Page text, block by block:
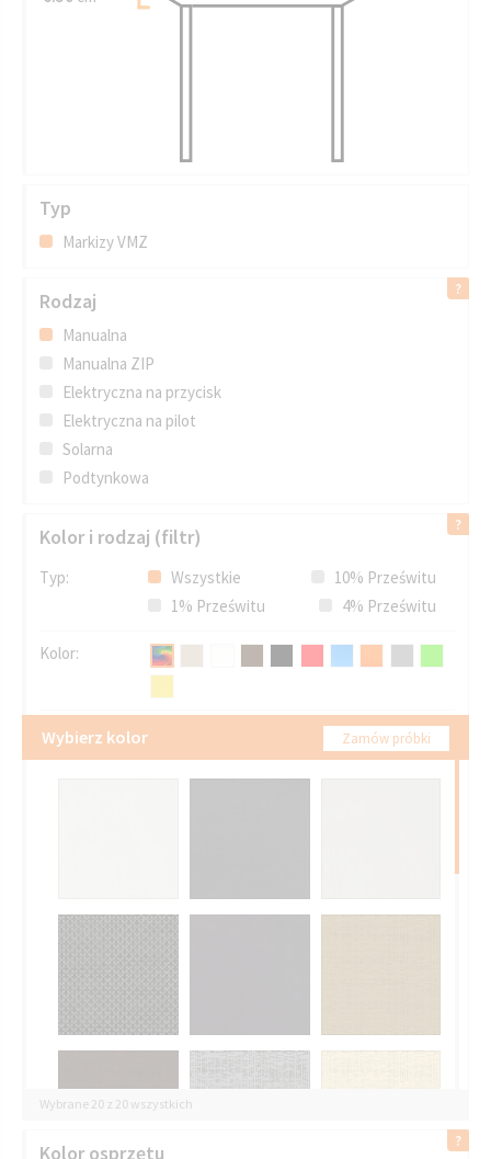
Typ
Markizy VMZ
Rodzaj
Manualna
Manualna ZIP
Elektryczna na przycisk
Elektryczna na pilot
Solarna
Podtynkowa
Kolor i rodzaj (filtr)
Typ: Wszystkie
10% Prześwitu
1% Prześwitu
4% Prześwitu
Kolor:
Wybierz kolor Zamów próbki
Wybrane 20 z 20 wszystkich
Kolor osprzętu